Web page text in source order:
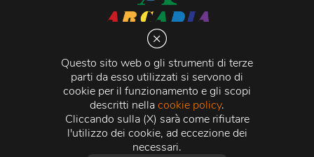
Questo sito web o gli strumenti di terze
parti da esso utilizzati si servono di
cookie per il funzionamento e gli scopi
descritti nellacookie policy.
Cliccando sulla (X) sarà come rifiutare
l'utilizzo dei cookie, ad eccezione dei
necessari.
Via Martiri della Libertà 20066 Melzo (MI)
C.C.I.A.A. - R.E.A di Milano n. 1427910
Registro delle Imprese di Milano n. 338392 -
Fiscale e Partita Iva11015840157 | Capitale Sociale
500.000,00 i.v.
Credits:Crea Informatica S.r.l. 2026 © Tutti i diritti
riservati.